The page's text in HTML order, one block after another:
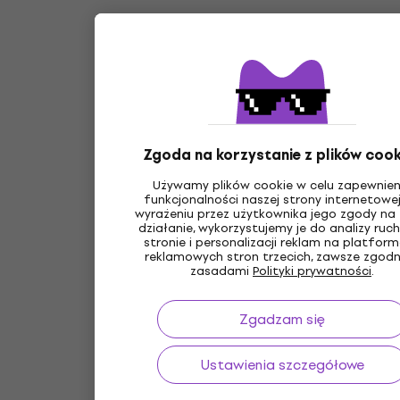
Zgoda na korzystanie z plików
Używamy plików cookie w celu
funkcjonalności naszej strony
wyrażeniu przez użytkownika jego zgody
działanie, wykorzystujemy je do analizy
stronie i personalizacji reklam na
reklamowych stron trzecich, zawsze
zasadami Polityki prywatności.
Zgadzam się
Ustawienia szczegółowe